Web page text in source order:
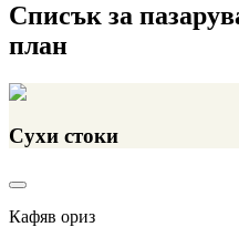
Списък за
план
Сухи стоки
Кафяв ориз